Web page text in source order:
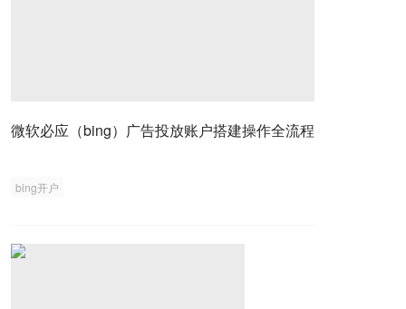
微软必应（bing）广告投放账户搭建操作全流程
bing开户